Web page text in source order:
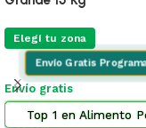
Elegí tu zona
Envío Gratis
Envío gratis
Top 1 en Alimento